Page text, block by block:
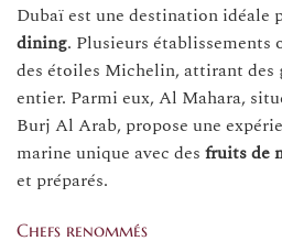
Dubaï est une destination idéale
dining. Plusieurs établissements
des étoiles Michelin, attirant des
entier. Parmi eux, Al Mahara,
Burj Al Arab, propose une
marine unique avec des fruits de
et préparés.
Chefs renommés